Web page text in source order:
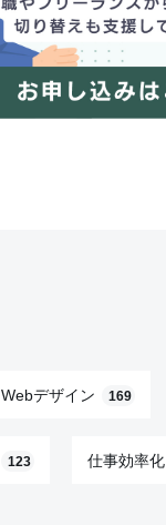
Webデザイン 169
123 仕事効率化